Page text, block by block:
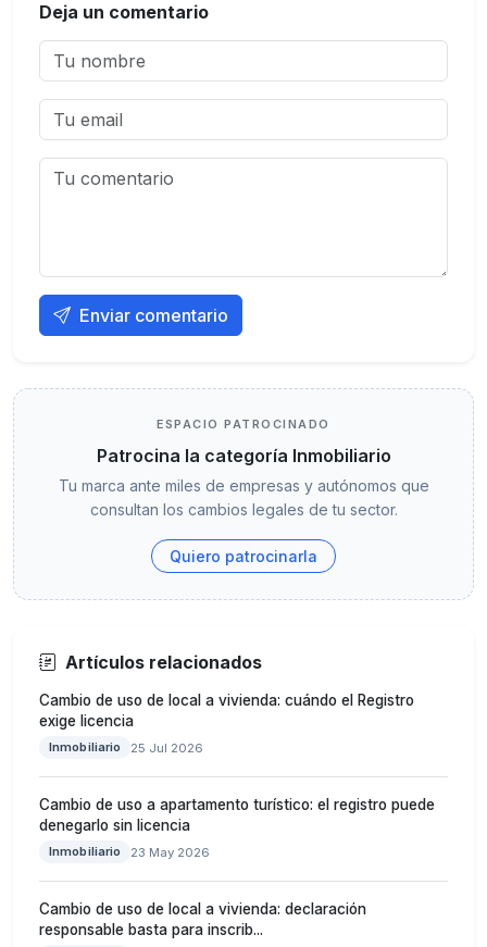
Deja un comentario
Enviar comentario
ESPACIO PATROCINADO
Patrocina la categoría Inmobiliario
Tu marca ante miles de empresas y autónomos que
consultan los cambios legales de tu sector.
Quiero patrocinarla
Artículos relacionados
Cambio de uso de local a vivienda: cuándo el Registro
exige licencia
Inmobiliario 25 Jul 2026
Cambio de uso a apartamento turístico: el registro puede
denegarlo sin licencia
Inmobiliario 23 May 2026
Cambio de uso de local a vivienda: declaración
responsable basta para inscrib...